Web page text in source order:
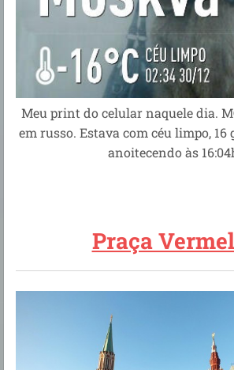
Meu print do celular naquele dia.
em russo. Estava com céu limpo, 16
anoitecendo às
Praça